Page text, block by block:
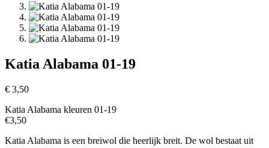
Katia Alabama 01-19
€ 3,50
Katia Alabama kleuren 01-19
€3,50
Katia Alabama is een breiwol die heerlijk breit. De wol bestaat uit